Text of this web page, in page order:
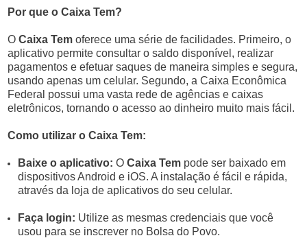
Por que o Caixa Tem?
OCaixa Tem oferece uma série de facilidades. Primeiro, o
aplicativo permite consultar o saldo disponível, realizar
pagamentos e efetuar saques de maneira simples e segura,
usando apenas um celular. Segundo, a Caixa Econômica
Federal possui uma vasta rede de agências e caixas
eletrônicos, tornando o acesso ao dinheiro muito mais fácil.
Como utilizar o Caixa Tem:
Baixe o aplicativo: OCaixa Tem pode ser baixado em
dispositivos Android e iOS. A instalação é fácil e rápida,
através da loja de aplicativos do seu celular.
Faça login: Utilize as mesmas credenciais que você
usou para se inscrever no Bolsa do Povo.